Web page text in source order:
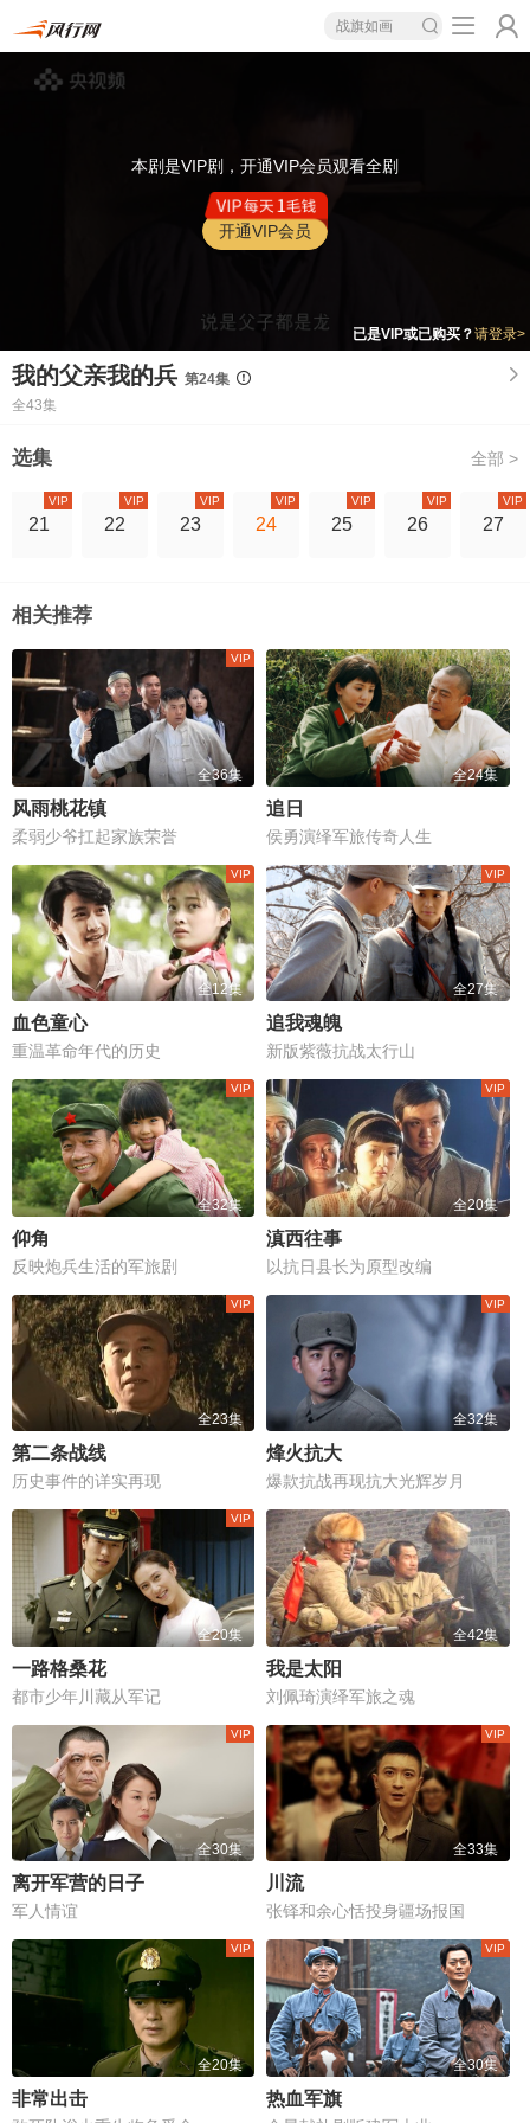
战旗如画
本剧是VIP剧，开通VIP会员观看全剧
开通VIP会员
已是VIP或已购买？请登录>
我的父亲我的兵 第24集
全43集
选集 全部 >
21
VIP
22
VIP
23
VIP
24
VIP
25
VIP
26
VIP
27
VIP
相关推荐
全36集
风雨桃花镇
柔弱少爷扛起家族荣誉
全24集
追日
侯勇演绎军旅传奇人生
全12集
血色童心
重温革命年代的历史
全27集
追我魂魄
新版紫薇抗战太行山
全32集
仰角
反映炮兵生活的军旅剧
全20集
滇西往事
以抗日县长为原型改编
全23集
第二条战线
历史事件的详实再现
全32集
烽火抗大
爆款抗战再现抗大光辉岁月
全20集
一路格桑花
都市少年川藏从军记
全42集
我是太阳
刘佩琦演绎军旅之魂
全30集
离开军营的日子
军人情谊
全33集
川流
张铎和余心恬投身疆场报国
全20集
非常出击
全30集
热血军旗